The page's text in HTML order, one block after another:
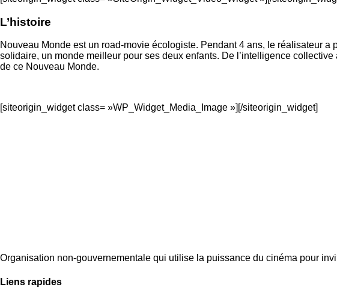
L’histoire
Nouveau Monde est un road-movie écologiste. Pendant 4 ans, le réalisateur
solidaire, un monde meilleur pour ses deux enfants. De l’intelligence
de ce Nouveau Monde.
[siteorigin_widget class= »WP_Widget_Media_Image »] [/siteorigin_widget]
Organisation non-gouvernementale qui utilise la puissance du cinéma pour
Liens rapides